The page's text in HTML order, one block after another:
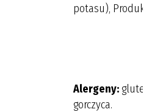
potasu),
Alergeny:
gorczyca.